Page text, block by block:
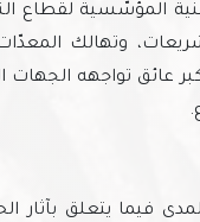
المؤسّسية لقطاع
وتهالك
أكبر عائق تواجهه
فيما يتعلق بآثار